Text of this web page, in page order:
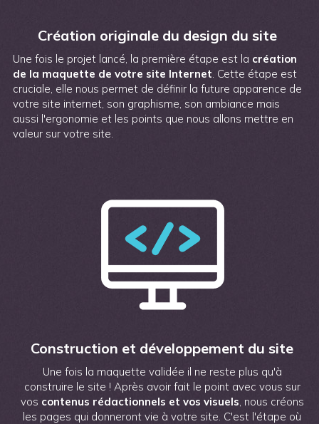
Création originale du design du site
Une fois le projet lancé, la première étape est la création
de la maquette de votre site Internet. Cette étape est
cruciale, elle nous permet de définir la future apparence de
votre site internet, son graphisme, son ambiance mais
aussi l'ergonomie et les points que nous allons mettre en
valeur sur votre site.
Construction et développement du site
Une fois la maquette validée il ne reste plus qu'à
construire le site ! Après avoir fait le point avec vous sur
vos contenus rédactionnels et vos visuels, nous créons
les pages qui donneront vie à votre site. C'est l'étape où